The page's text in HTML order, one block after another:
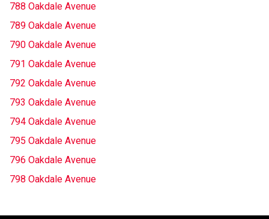
788 Oakdale Avenue
789 Oakdale Avenue
790 Oakdale Avenue
791 Oakdale Avenue
792 Oakdale Avenue
793 Oakdale Avenue
794 Oakdale Avenue
795 Oakdale Avenue
796 Oakdale Avenue
798 Oakdale Avenue